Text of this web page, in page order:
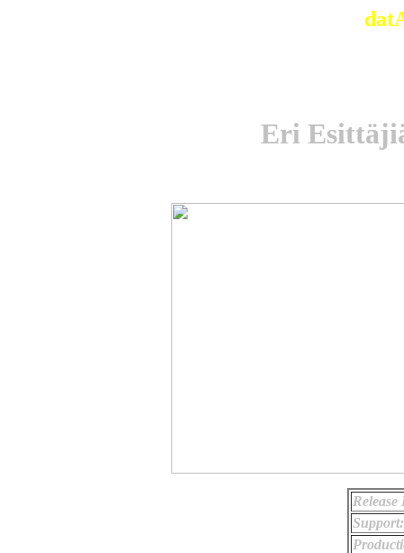
Eri
Release
Support: